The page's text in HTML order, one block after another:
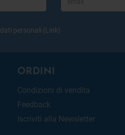
personali (Link)
ORDINI
Condizioni di vendita
Feedback
Iscriviti alla Newsletter